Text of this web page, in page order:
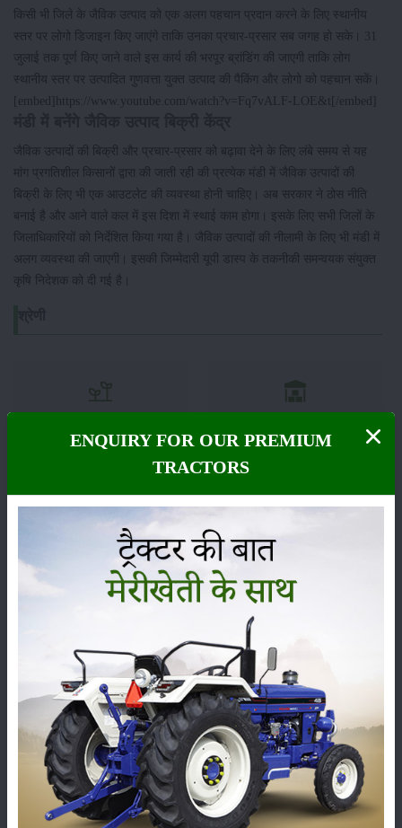
किसी भी जिले के जैविक उत्पाद को एक अलग पहचान प्रदान करने के लिए स्थानीय
स्तर पर लोगो डिजाइन किए जाएंगे ताकि उनका प्रचार-प्रसार सब जगह हो सके। 31
जुलाई तक पूर्ण किए जाने वाले इस कार्य की भरपूर ब्रांडिंग की जाएगी ताकि लोग
स्थानीय स्तर पर उत्पादित गुणवत्ता युक्त उत्पाद की पैकिंग और लोगो को पहचान सकें।
[embed]https://www.youtube.com/watch?v=Fq7vALF-LOE&t[/embed]
जैविक उत्पादों की बिक्री और प्रचार-प्रसार को बढ़ावा देने के लिए लंबे समय से यह
मांग प्रगतिशील किसानों द्वारा की जाती रही की प्रत्येक मंडी में जैविक उत्पादों की
बिक्री के लिए भी एक आउटलेट की व्यवस्था होनी चाहिए। अब सरकार ने ठोस नीति
बनाई है और आने वाले कल में इस दिशा में स्थाई काम होगा। इसके लिए सभी जिलों के
जिलाधिकारियों को निर्देशित किया गया है। जैविक उत्पादों की नीलामी के लिए भी मंडी में
अलग व्यवस्था की जाएगी। इसकी जिम्मेदारी यूपी डास्प के तकनीकी समन्वयक संयुक्त
कृषि निदेशक को दी गई है।
कीटनाशक
सम्पादकीय अन्य
लाड़ली बहना योजना की 36वीं किस्त जारी, करोड़ों महिलाओं के
खातों में पहुंचे 1500 रुपये
ENQUIRY FOR OUR PREMIUM
TRACTORS